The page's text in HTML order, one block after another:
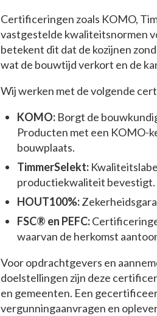
Certificeringen zoals KOMO,
vastgestelde kwaliteitsnormen
betekent dit dat de kozijnen
wat de bouwtijd verkort en de
Wij werken met de volgende
KOMO: Borgt de
Producten met een KOMO-
bouwplaats.
TimmerSelekt:
productiekwaliteit bevestigt.
HOUT100%:
FSC® en PEFC:
waarvan de herkomst
Voor opdrachtgevers en
doelstellingen zijn deze
en gemeenten. Een
vergunningaanvragen en